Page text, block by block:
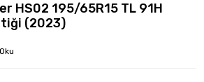
HS02 195/65R15 TL 91H
(2023)